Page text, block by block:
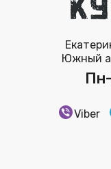
Южный
Viber